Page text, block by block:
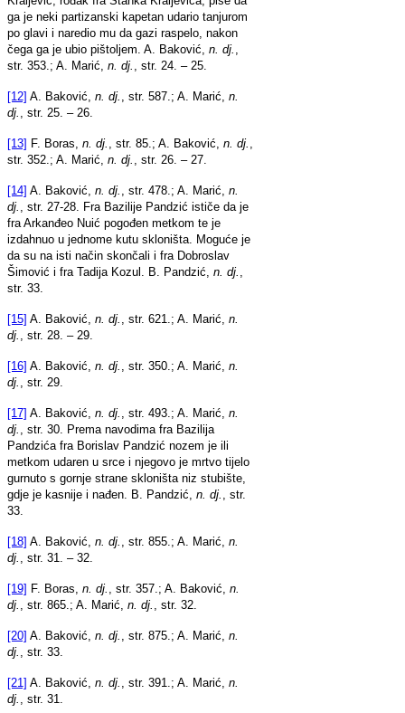
ga je neki partizanski kapetan udario tanjurom
po glavi i naredio mu da gazi raspelo, nakon
čega ga je ubio pištoljem. A. Baković, n. dj.
str. 353.; A. Marić, n. dj. , str. 24. – 25.
[12] A. Baković, n. dj. , str. 587.; A. Marić, n.
dj.
, str. 25. – 26.
[13] F. Boras, n. dj. , str. 85.; A. Baković, n. dj.
str. 352.; A. Marić, n. dj. , str. 26. – 27.
[14] A. Baković, n. dj. , str. 478.; A. Marić, n.
dj.
, str. 27-28. Fra Bazilije Pandzić ističe da je
fra Arkanđeo Nuić pogođen metkom te je
izdahnuo u jednome kutu skloništa. Moguće je
da su na isti način skončali i fra Dobroslav
Šimović i fra Tadija Kozul. B. Pandzić, n. dj.
str. 33.
[15] A. Baković, n. dj. , str. 621.; A. Marić, n.
dj.
, str. 28. – 29.
[16] A. Baković, n. dj. , str. 350.; A. Marić, n.
dj.
, str. 29.
[17] A. Baković, n. dj. , str. 493.; A. Marić, n.
dj.
, str. 30. Prema navodima fra Bazilija
Pandzića fra Borislav Pandzić nozem je ili
metkom udaren u srce i njegovo je mrtvo tijelo
gurnuto s gornje strane skloništa niz stubište,
gdje je kasnije i nađen. B. Pandzić, n. dj.
, str.
33.
[18] A. Baković, n. dj. , str. 855.; A. Marić, n.
dj.
, str. 31. – 32.
[19] F. Boras, n. dj. , str. 357.; A. Baković, n.
dj.
, str. 865.; A. Marić, n. dj. , str. 32.
[20] A. Baković, n. dj. , str. 875.; A. Marić, n.
dj.
, str. 33.
[21] A. Baković, n. dj. , str. 391.; A. Marić, n.
dj.
, str. 31.